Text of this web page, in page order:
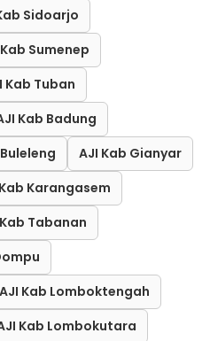
Sidoarjo
Sumenep
Kab Tuban
Kab Badung
AJI Kab Gianyar
Karangasem
Tabanan
AJI Kab Lomboktengah
Kab Lombokutara